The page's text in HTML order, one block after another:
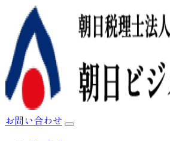
お問い合わせ